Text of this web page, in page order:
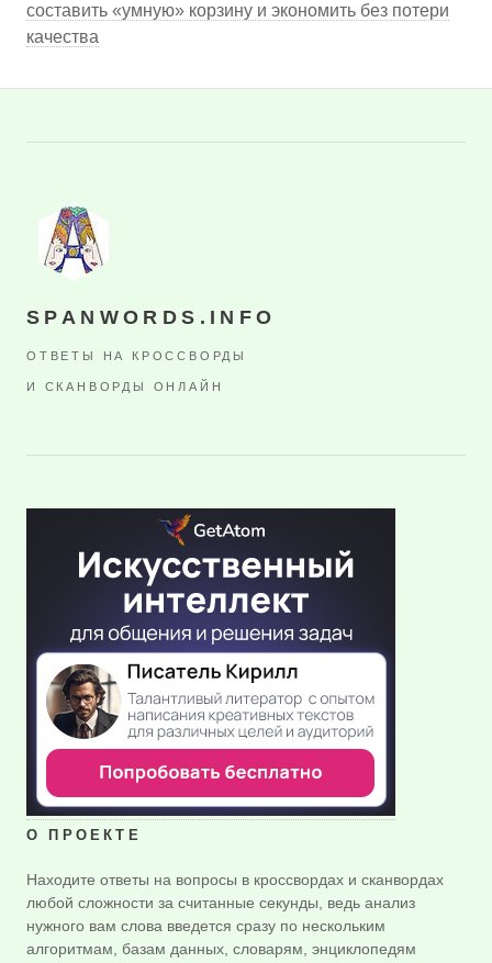
составить «умную» корзину и экономить без потери
качества
SPANWORDS.INFO
ОТВЕТЫ НА КРОССВОРДЫ
И СКАНВОРДЫ ОНЛАЙН
О ПРОЕКТЕ
Находите ответы на вопросы в кроссвордах и сканвордах
любой сложности за считанные секунды, ведь анализ
нужного вам слова введется сразу по нескольким
алгоритмам, базам данных, словарям, энциклопедям